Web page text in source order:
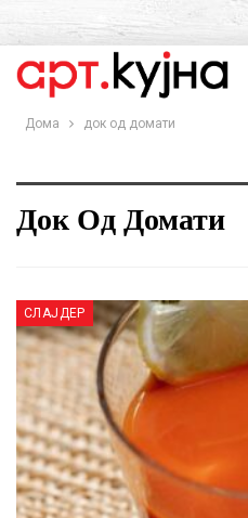
Дома док од домати
Док Од Домати
СЛАЈДЕР